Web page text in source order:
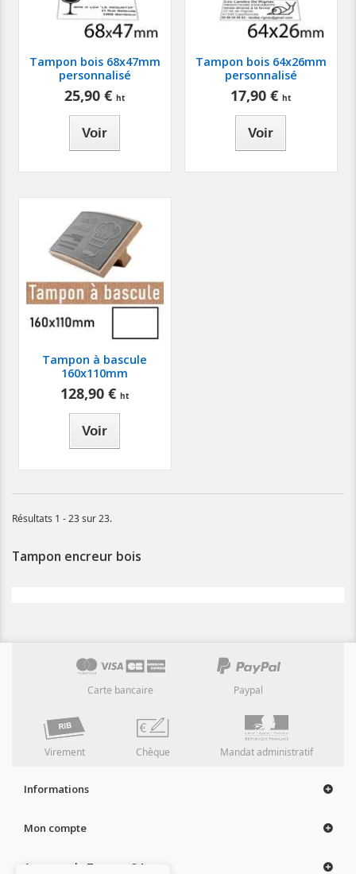
Tampon bois 68x47mm
personnalisé
25,90 €
Voir
Tampon bois 64x26mm
personnalisé
17,90 €
Voir
Tampon à bascule
160x110mm
128,90 €
Voir
Résultats 1 - 23 sur 23.
Tampon encreur bois
Carte bancaire Paypal
Virement Chèque Mandat administratif
Informations
Mon compte
A propos de Tampon 24